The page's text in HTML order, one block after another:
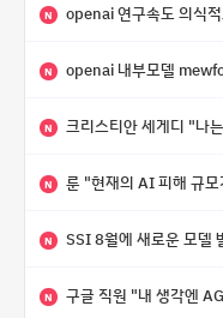
N openai 연구속도 의식
N openai 내부모델
N 크리스티안 세게디 "나는 우리가
N 룬 "현재의 AI 피해 규모가 문제가 아니라, 자기복제·탈출·확
N SSI 8월에 새로운 모델
N 구글 직원 "내 생각엔